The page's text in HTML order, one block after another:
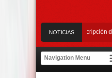
NOTICIAS
Requisitos de Inscripción de
COMUNICADO A LA